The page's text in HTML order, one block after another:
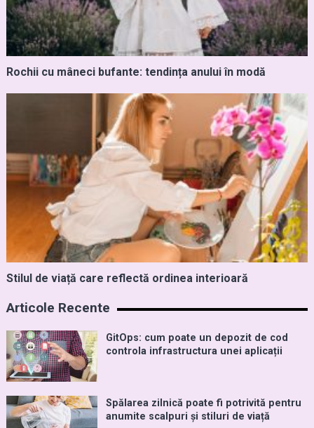
Rochii cu mâneci bufante: tendința anului în modă
Stilul de viață care reflectă ordinea interioară
Articole Recente
GitOps: cum poate un depozit de cod
controla infrastructura unei aplicații
Spălarea zilnică poate fi potrivită pentru
anumite scalpuri și stiluri de viață